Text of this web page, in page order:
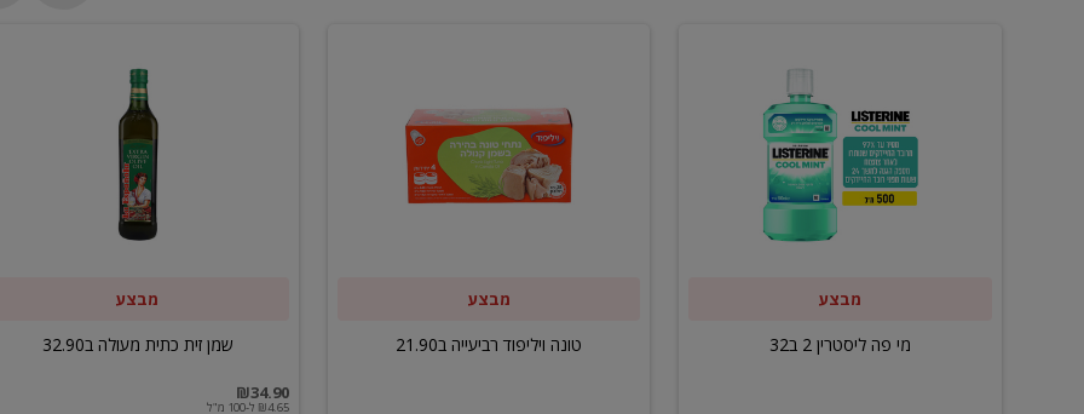
ליסטרין
מבצע
מי פה ליסטרין 2 ב32
ויליפוד
רביעייה
מבצע
טונה ויליפוד רביעייה ב21.90
מבצע
שמן זית כתית מעולה ב32.90
₪34.90
₪4.65 ל-100 מ"ל